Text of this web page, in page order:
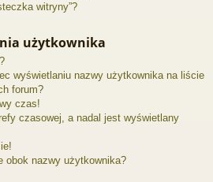
witryny”?
użytkownika
wyświetlaniu nazwy użytkownika na liście
forum?
czas!
czasowej, a nadal jest wyświetlany
obok nazwy użytkownika?